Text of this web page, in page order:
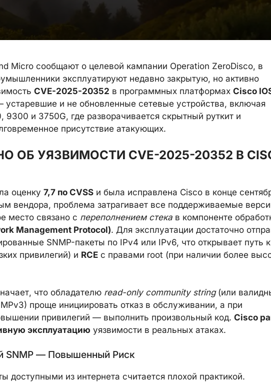
Micro сообщают о целевой кампании Operation ZeroDisco, в
эксплуатируют недавно закрытую, но активно
CVE-2025-20352 в программных платформах Cisco
устаревшие и не обновленные сетевые устройства, включая
9300 и 3750G, где разворачивается скрытный руткит и
присутствие атакующих.
ОБ УЯЗВИМОСТИ CVE-2025-20352 В
оценку 7,7 по CVSS и была исправлена Cisco в конце
вендора, проблема затрагивает все поддерживаемые
место связано с переполнением стека в компоненте
Management Protocol). Для эксплуатации достаточно
SNMP-пакеты по IPv4 или IPv6, что открывает путь к
привилегий) и RCE с правами root (при наличии более
что обладателю read-only community string(или
проще инициировать отказ в обслуживании, а при
привилегий — выполнить произвольный код. Cisco
эксплуатацию уязвимости в реальных атаках.
SNMP — Повышенный Риск
доступными из интернета считается плохой практикой.